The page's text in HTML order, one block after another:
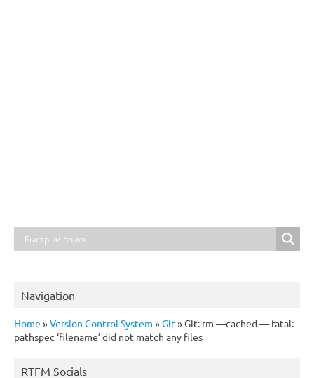
Navigation
Home »Version Control System »Git »Git: rm —cached — fatal:
pathspec ‘filename’ did not match any files
RTFM Socials